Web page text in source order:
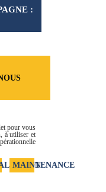
:
ET
pour vous
à utiliser et
MAINTENANCE